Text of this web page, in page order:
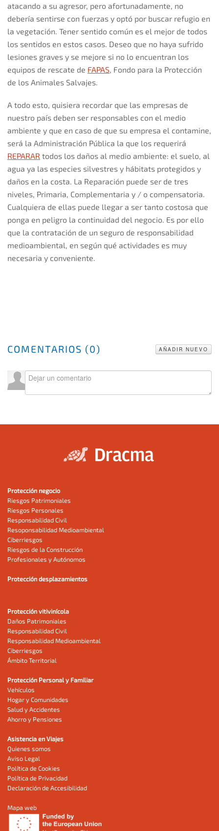
atacando a su agresor, pero afortunadamente, no
debería sentirse con fuerzas y optó por buscar refugio en
la vegetación. Tener sentido común es el mejor de todos
los sentidos en estos casos. Deseo que no haya sufrido
lesiones graves y se mejore si no lo encuentran los
equipos de rescate de FAPAS, Fondo para la Protección
de los Animales Salvajes.
A todo esto, quisiera recordar que las empresas de
nuestro país deben ser responsables con el medio
ambiente y que en caso de que su empresa el contamine,
será la Administración Pública la que los requerirá
REPARAR todos los daños al medio ambiente: el suelo, al
agua ya las especies silvestres y hábitats protegidos y
daños en la costa. La Reparación puede ser de tres
niveles, Primaria, Complementaria y / o compensatoria.
Cualquiera de ellas puede llegar a ser tanto costosa que
ponga en peligro la continuidad del negocio. Es por ello
que la contratación de un seguro de responsabilidad
medioambiental, en según qué actividades es muy
necesaria y conveniente.
COMENTARIOS (0) AÑADIR NUEVO
Protección negocio
Riesgos Patrimoniales
Riesgos Personales
Responsabilidad Civil
Resoponsabilidad Medioambiental
Ciberriesgos
Riesgos de la Construcción
Profesionales y Autónomos
Protección desplazamientos
Protección vitivinícola
Daños Patrimoniales
Responsabilidad Civil
Responsabilidad Medioambiental
Ciberriesgos
Ámbito Territorial
Protección Personal y Familiar
Vehículos
Hogar y Comunidades
Salud y Accidentes
Ahorro y Pensiones
Asistencia en Viajes
Quienes somos
Aviso Legal
Política de Cookies
Política de Privacidad
Declaración de Accesibilidad
Mapa web